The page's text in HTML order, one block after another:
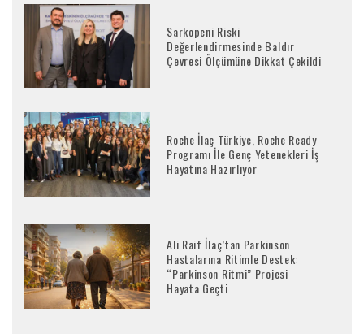
Sarkopeni Riski
Değerlendirmesinde Baldır
Çevresi Ölçümüne Dikkat Çekildi
Roche İlaç Türkiye, Roche Ready
Programı İle Genç Yetenekleri İş
Hayatına Hazırlıyor
Ali Raif İlaç’tan Parkinson
Hastalarına Ritimle Destek:
“Parkinson Ritmi” Projesi
Hayata Geçti